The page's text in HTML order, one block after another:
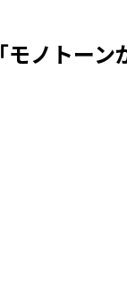
「モノトー